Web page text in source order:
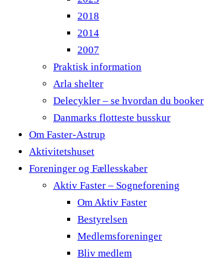
2018
2014
2007
Praktisk information
Arla shelter
Delecykler – se hvordan du booker
Danmarks flotteste busskur
Om Faster-Astrup
Aktivitetshuset
Foreninger og Fællesskaber
Aktiv Faster – Sogneforening
Om Aktiv Faster
Bestyrelsen
Medlemsforeninger
Bliv medlem